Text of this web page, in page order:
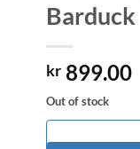
Barduck
kr899.00
Out of stock